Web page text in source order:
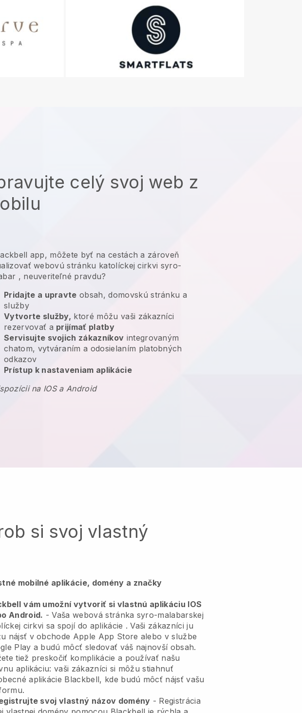
celý svoj web z
app, môžete byť na cestách a zároveň
webovú stránku katolíckej cirkvi syro-
, neuveriteľné pravdu?
Pridajte a upravte obsah, domovskú stránku a
služby
Vytvorte služby, ktoré môžu vaši zákazníci
rezervovať a prijímať platby
Servisujte svojich zákazníkov integrovaným
chatom, vytváraním a odosielaním platobných
odkazov
Prístup k nastaveniam aplikácie
na IOS a Android
si svoj vlastný
mobilné aplikácie, domény a značky
vám umožní vytvoriť si vlastnú aplikáciu IOS
Android. -Vaša webová stránka syro-malabarskej
cirkvi sa spojí do aplikácie . Vaši zákazníci ju
nájsť v obchode Apple App Store alebo v službe
Play a budú môcť sledovať váš najnovší obsah.
tiež preskočiť komplikácie a používať našu
aplikáciu: vaši zákazníci si môžu stiahnuť
aplikácie Blackbell, kde budú môcť nájsť vašu
svoj vlastný názov domény - Registrácia